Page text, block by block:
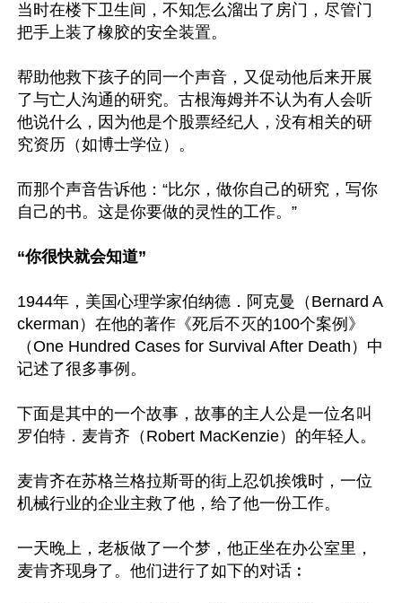
当时在楼下卫生间，不知怎么溜出了房门，尽管门
把手上装了橡胶的安全装置。
帮助他救下孩子的同一个声音，又促动他后来开展
了与亡人沟通的研究。古根海姆并不认为有人会听
他说什么，因为他是个股票经纪人，没有相关的研
究资历（如博士学位）。
而那个声音告诉他：“比尔，做你自己的研究，写你
自己的书。这是你要做的灵性的工作。”
“你很快就会知道”
1944年，美国心理学家伯纳德．阿克曼（Bernard A
ckerman）在他的著作《死后不灭的100个案例》
（One Hundred Cases for Survival After Death）中
记述了很多事例。
下面是其中的一个故事，故事的主人公是一位名叫
罗伯特．麦肯齐（Robert MacKenzie）的年轻人。
麦肯齐在苏格兰格拉斯哥的街上忍饥挨饿时，一位
机械行业的企业主救了他，给了他一份工作。
一天晚上，老板做了一个梦，他正坐在办公室里，
麦肯齐现身了。他们进行了如下的对话︰